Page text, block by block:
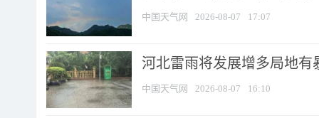
中国天气网 2026-08-07 17:07
河北雷雨将发展增多局地有
中国天气网 2026-08-07 16:10